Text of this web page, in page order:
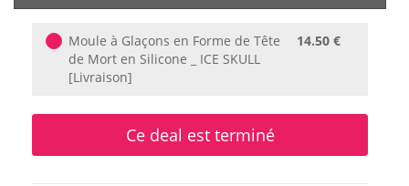
🎈 Événements
Moule à Glaçons en Forme de Tête
de Mort en Silicone _ ICE SKULL
[Livraison]
14.50 €
Ce deal est terminé